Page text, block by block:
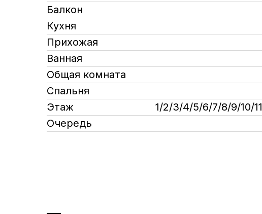
Балкон
Кухня
Прихожая
Ванная
Общая комната
Спальня
Этаж
1/2/3/4/5/6/7/8/9/10/
Очередь